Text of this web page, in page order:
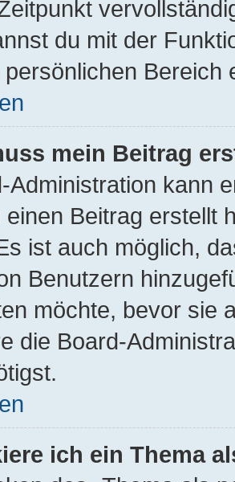
du mit der
persönlichen Bereich
mein Beitrag
Administration kann
einen Beitrag erstellt
ist auch möglich,
Benutzern
möchte, bevor sie
die Board-
ich ein Thema